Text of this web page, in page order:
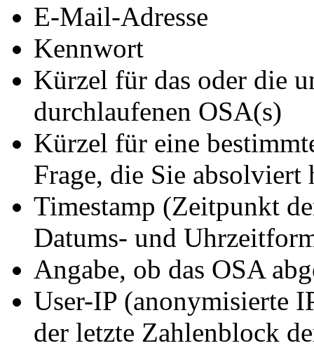
E-Mail-Adresse
Kennwort
Kürzel für das oder die
durchlaufenen OSA(s)
Kürzel für eine
Frage, die Sie absolviert
Timestamp (Zeitpunkt
Datums- und
Angabe, ob das OSA
User-IP (anonymisierte
der letzte Zahlenblock